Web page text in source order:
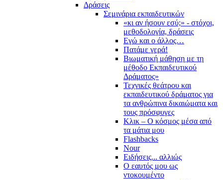
Δράσεις
Σεμινάρια εκπαιδευτικών
«κι αν ήσουν εσύ;» - στόχοι,
μεθοδολογία, δράσεις
Εγώ και ο άλλος…
Πατάμε γερά!
Βιωματική μάθηση με τη
μέθοδο Εκπαιδευτικού
Δράματος»
Τεχνικές θεάτρου και
εκπαιδευτικού δράματος για
τα ανθρώπινα δικαιώματα και
τους πρόσφυγες
Κλικ – Ο κόσμος μέσα από
τα μάτια μου
Flashbacks
Nour
Ειδήσεις... αλλιώς
Ο εαυτός μου ως
ντοκουμέντο